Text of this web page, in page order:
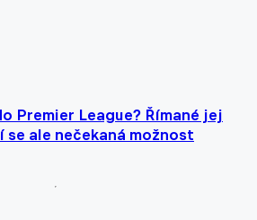
Premier League? Římané jej
ale nečekaná možnost